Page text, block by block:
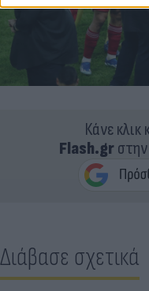
Κάνε κλικ
Flash.gr
Διάβασε σχετικά